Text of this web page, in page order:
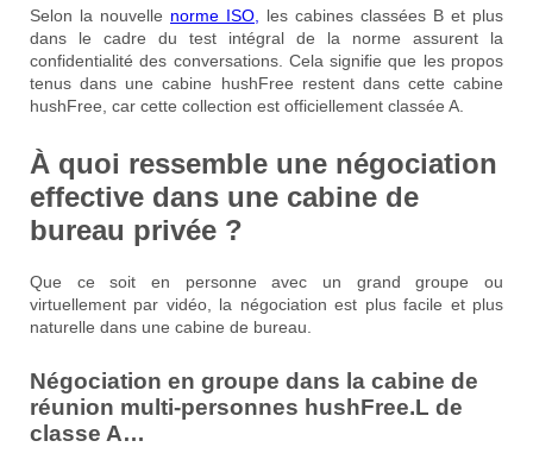
Selon la nouvelle norme ISO,
les cabines classées B et plus
dans le cadre du test intégral de la norme assurent la
confidentialité des conversations. Cela signifie que les propos
tenus dans une cabine hushFree restent dans cette cabine
hushFree, car cette collection est officiellement classée A.
À quoi ressemble une négociation
effective dans une cabine de
bureau privée ?
Que ce soit en personne avec un grand groupe ou
virtuellement par vidéo, la négociation est plus facile et plus
naturelle dans une cabine de bureau.
Négociation en groupe dans la cabine de
réunion multi-personnes hushFree.L de
classe A…